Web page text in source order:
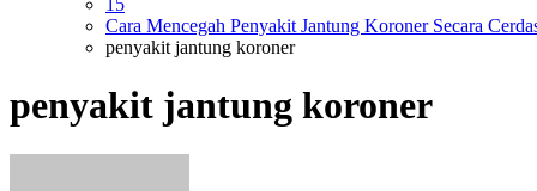
Cara Mencegah Penyakit Jantung Koroner Secara
penyakit jantung koroner
penyakit jantung koroner